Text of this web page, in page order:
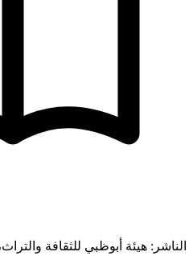
هيئة أبوظبي للثقافة